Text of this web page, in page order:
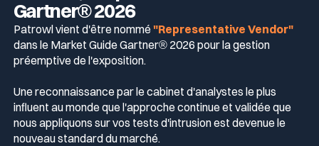
Gartner® 2026
Patrowl vient d'être nommé"Representative Vendor"
dans le Market Guide Gartner® 2026 pour la gestion
préemptive de l'exposition.
Une reconnaissance par le cabinet d'analystes le plus
influent au monde que l'approche continue et validée que
nous appliquons sur vos tests d'intrusion est devenue le
nouveau standard du marché.